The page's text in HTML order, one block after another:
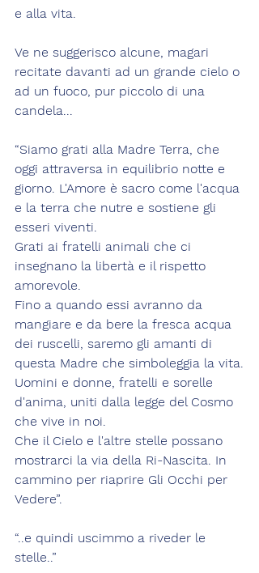
e alla vita.
Ve ne suggerisco alcune, magari
recitate davanti ad un grande cielo o
ad un fuoco, pur piccolo di una
candela...
“Siamo grati alla Madre Terra, che
oggi attraversa in equilibrio notte e
giorno. L'Amore è sacro come l'acqua
e la terra che nutre e sostiene gli
esseri viventi.
Grati ai fratelli animali che ci
insegnano la libertà e il rispetto
amorevole.
Fino a quando essi avranno da
mangiare e da bere la fresca acqua
dei ruscelli, saremo gli amanti di
questa Madre che simboleggia la vita.
Uomini e donne, fratelli e sorelle
d'anima, uniti dalla legge del Cosmo
che vive in noi.
Che il Cielo e l'altre stelle possano
mostrarci la via della Ri-Nascita. In
cammino per riaprire Gli Occhi per
Vedere”.
“..e quindi uscimmo a riveder le
stelle..”